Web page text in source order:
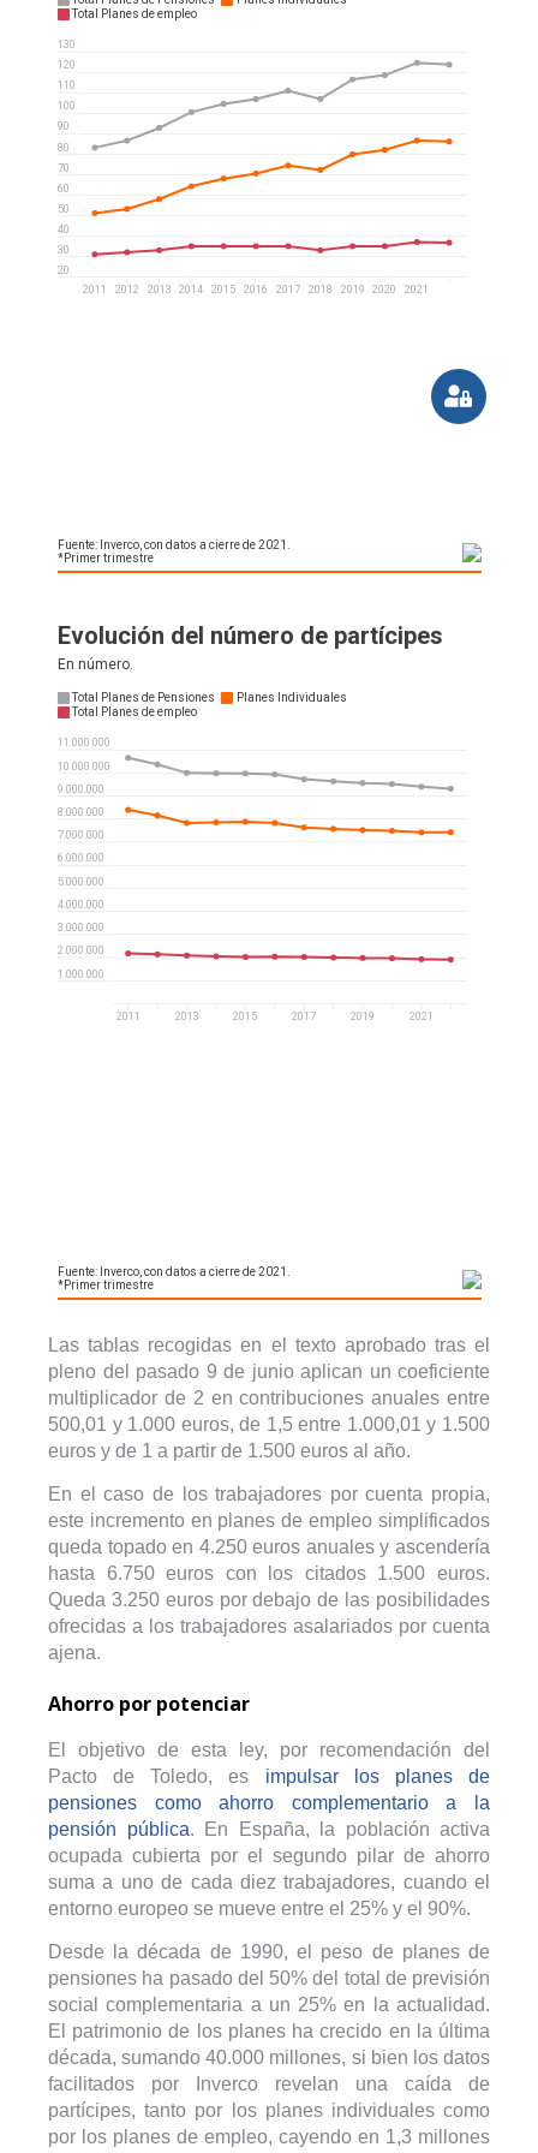
Las tablas recogidas en el texto aprobado tras el
pleno del pasado 9 de junio aplican un coeficiente
multiplicador de 2 en contribuciones anuales entre
500,01 y 1.000 euros, de 1,5 entre 1.000,01 y 1.500
euros y de 1 a partir de 1.500 euros al año.
En el caso de los trabajadores por cuenta propia,
este incremento en planes de empleo simplificados
queda topado en 4.250 euros anuales y ascendería
hasta 6.750 euros con los citados 1.500 euros.
Queda 3.250 euros por debajo de las posibilidades
ofrecidas a los trabajadores asalariados por cuenta
ajena.
Ahorro por potenciar
El objetivo de esta ley, por recomendación del
Pacto de Toledo, es impulsar los planes de
pensiones como ahorro complementario a la
pensión pública. En España, la población activa
ocupada cubierta por el segundo pilar de ahorro
suma a uno de cada diez trabajadores, cuando el
entorno europeo se mueve entre el 25% y el 90%.
Desde la década de 1990, el peso de planes de
pensiones ha pasado del 50% del total de previsión
social complementaria a un 25% en la actualidad.
El patrimonio de los planes ha crecido en la última
década, sumando 40.000 millones, si bien los datos
facilitados por Inverco revelan una caída de
partícipes, tanto por los planes individuales como
por los planes de empleo, cayendo en 1,3 millones